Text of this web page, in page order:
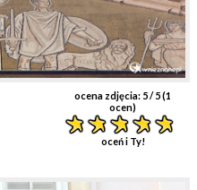
ocena zdjęcia: 5/ 5 (1
ocen)
oceń i Ty!